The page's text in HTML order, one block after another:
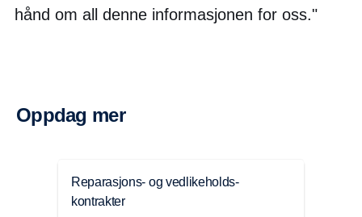
hånd om all denne informasjonen for oss."
Oppdag mer
Reparasjons- og vedlikeholds-
kontrakter